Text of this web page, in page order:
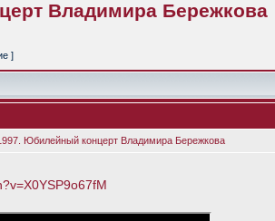
Владимира Бережкова
]
Юбилейный концерт Владимира Бережкова